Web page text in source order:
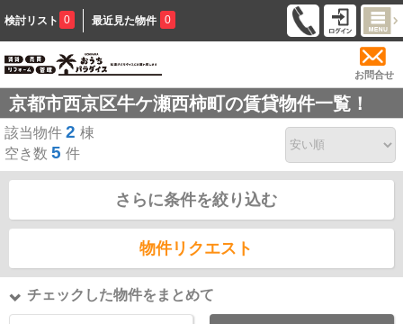
検討リスト 0 最近見た物件 0
お問合せ
京都市西京区牛ケ瀬西柿町の賃貸物件一覧！
該当物件 2 棟
空き数 5 件
さらに条件を絞り込む
物件リクエスト
チェックした物件をまとめて